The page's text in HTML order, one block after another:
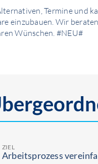
Termine und
einzubauen. Wir
Wünschen. #NEU#
ZIEL
Arbeitsprozess